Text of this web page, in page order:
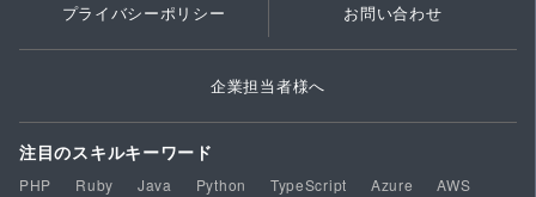
プライバシーポリシー お問い合わせ
企業担当者様へ
注目のスキルキーワード
PHP Ruby Java Python TypeScript Azure
AWS